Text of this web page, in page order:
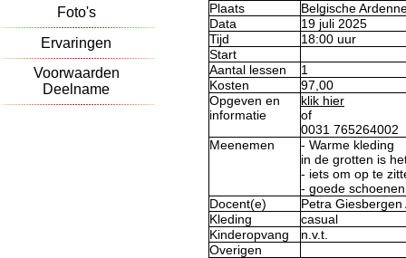
Foto's
Ervaringen
Voorwaarden
Deelname
Plaats
Belgische
Data
19 juli 2025
Tijd
18:00 uur
Start
Aantal lessen
1
Kosten
97,00
Opgeven en
informatie
klik hier
of
0031 765264002
Meenemen
- Warme kleding
in de grotten is
- iets om op te
- goede
Docent(e)
Petra
Kleding
casual
Kinderopvang
n.v.t.
Overigen